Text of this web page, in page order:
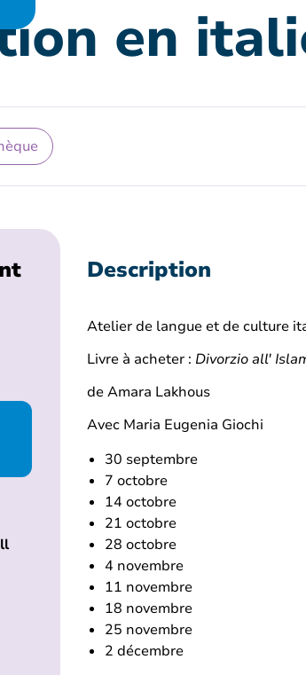
en
Description
Atelier de langue et de culture
Livre à acheter : Divorzio all'
de Amara Lakhous
Avec Maria Eugenia Giochi
30 septembre
7 octobre
14 octobre
21 octobre
28 octobre
4 novembre
11 novembre
18 novembre
25 novembre
2 décembre